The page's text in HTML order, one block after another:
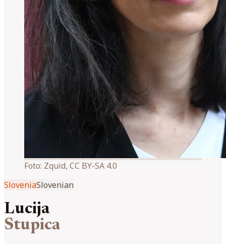
Foto: Zquid, CC BY-SA 4.0
SloveniaSlovenian
Lucija
Stupica